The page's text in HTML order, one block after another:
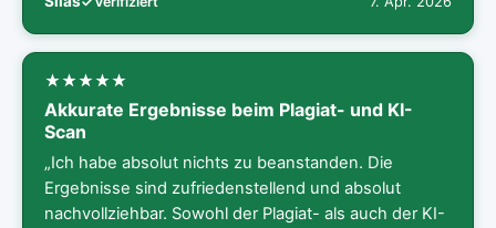
Akkurate Ergebnisse beim Plagiat- und KI-
Scan
„Ich habe absolut nichts zu beanstanden. Die
Ergebnisse sind zufriedenstellend und absolut
nachvollziehbar. Sowohl der Plagiat- als auch der KI-